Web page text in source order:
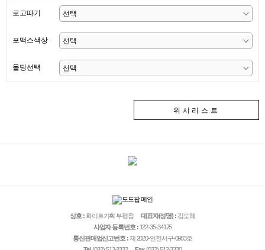
로고따기
포맥스색상
몰딩선택
위시리스트
상호 :화이트기획 부평점 대표자(성명) : 김도혜
사업자 등록번호 :122-35-34175
통신판매업신고번호 :제 2020-인천서구-0983호